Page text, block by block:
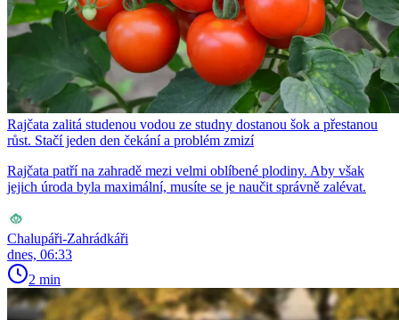
Rajčata zalitá studenou vodou ze studny dostanou šok a přestanou
růst. Stačí jeden den čekání a problém zmizí
Rajčata patří na zahradě mezi velmi oblíbené plodiny. Aby však
jejich úroda byla maximální, musíte se je naučit správně zalévat.
Chalupáři-Zahrádkáři
dnes, 06:33
2 min